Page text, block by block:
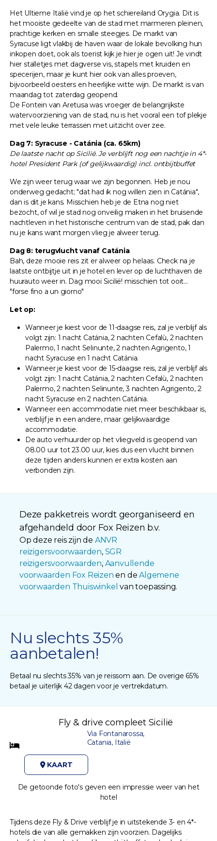
Het Ultieme Italië vind je op het schiereiland Orygia. Dit is
het mooiste gedeelte van de stad met marmeren pleinen,
prachtige kerken en smalle steegjes. De markt van
Syracuse ligt vlakbij de haven waar de lokale bevolking hun
inkopen doet, ook als toerist kijk je hier je ogen uit! Je vindt
hier stalletjes met dagverse vis, stapels met kruiden en
specerijen, maar je kunt hier ook van alles proeven,
bijvoorbeeld oesters en heerlijke witte wijn. De markt is van
maandag tot zaterdag geopend.
De Fontein van Aretusa was vroeger de belangrijkste
watervoorziening van de stad, nu is het vooral een tof plekje
met vele leuke terrassen met uitzicht over zee.
Dag 7: Syracuse - Catánia (ca. 65km)
De laatste nacht op Sicilië. Je verblijft nog een nachtje in 4*-
hotel President Park (of gelijkwaardig) incl. ontbijtbuffet
We zijn weer terug waar we zijn begonnen. Heb je nou
onderweg gedacht; "dat had ik nog willen zien in Catánia",
dan is dit je kans. Misschien heb je de Etna nog niet
bezocht, of wil je stad nog onveilig maken in het bruisende
nachtleven in het historische centrum van de stad, pak dan
nu je kans want morgen vlieg je alweer terug.
Dag 8: terugvlucht vanaf Catánia
Bah, deze mooie reis zit er alweer op helaas. Check na je
laatste ontbijtje uit in je hotel en lever op de luchthaven de
huurauto weer in. Dag mooi Sicilië! misschien tot ooit...
"forse fino a un giorno"
Let op:
Wanneer je kiest voor de 11-daagse reis, zal je verblijf als
volgt zijn: 1 nacht Catánia, 2 nachten Cefalù, 2 nachten
Palermo, 1 nacht Selinunte, 2 nachten Agrigento, 1
nacht Syracuse en 1 nacht Catánia.
Wanneer je kiest voor de 15-daagse reis, zal je verblijf als
volgt zijn: 1 nacht Catánia, 2 nachten Cefalù, 2 nachten
Palermo, 2 nachten Selinunte, 3 nachten Agrigento, 2
nacht Syracuse en 2 nachten Catánia.
Wanneer een accommodatie niet meer beschikbaar is,
verblijf je in een andere, maar gelijkwaardige
accommodatie.
De auto verhuurder op het vliegveld is geopend van
08.00 uur tot 23.00 uur, kies dus een vlucht binnen
deze tijden anders kunnen er extra kosten aan
verbonden zijn.
Deze pakketreis wordt georganiseerd en
afgehandeld door Fox Reizen b.v.
Op deze reis zijn de ANVR
reizigersvoorwaarden, SGR
reizigersvoorwaarden, Aanvullende
voorwaarden Fox Reizen en deAlgemene
voorwaarden Thuiswinkel van toepassing.
Nu slechts 35%
aanbetalen!
Betaal nu slechts 35% van je reissom aan. De overige 65%
betaal je uiterlijk 42 dagen voor je vertrekdatum.
Fly & drive compleet Sicilië
Via Fontanarossa,
Catania, Italië
KAART
De getoonde foto's geven een impressie weer van het
hotel
Tijdens deze Fly & Drive verblijf je in uitstekende 3- en 4*-
hotels die van alle gemakken zijn voorzien. Dagelijks